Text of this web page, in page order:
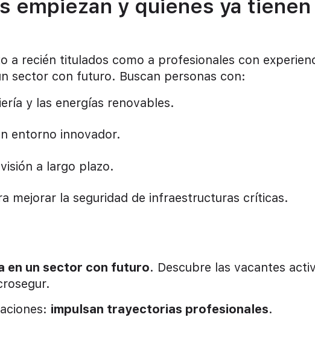
empiezan y quienes ya tienen
a recién titulados como a profesionales con
sector con futuro. Buscan personas con:
y las energías renovables.
entorno innovador.
a largo plazo.
mejorar la seguridad de infraestructuras críticas.
en un sector con futuro. Descubre las vacantes
impulsan trayectorias profesionales.